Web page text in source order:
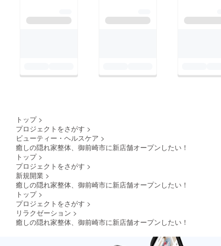
トップ >
プロジェクトをさがす >
ビューティー・ヘルスケア >
癒しの隠れ家整体、御前崎市に新店舗オープンしたい！
トップ >
プロジェクトをさがす >
新規開業 >
癒しの隠れ家整体、御前崎市に新店舗オープンしたい！
トップ >
プロジェクトをさがす >
リラクゼーション >
癒しの隠れ家整体、御前崎市に新店舗オープンしたい！